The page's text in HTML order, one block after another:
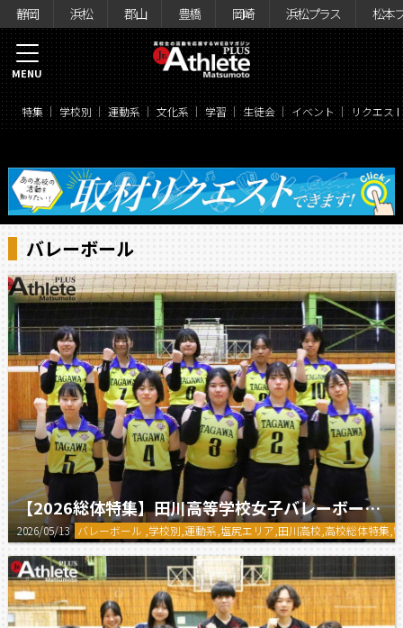
静岡 浜松 郡山 豊橋 岡崎 浜松プラス 松本
特集 学校別 運動系 文化系 学習 生徒会 イベント リクエス
MENU
バレーボール
【2026総体特集】田川高等学校女子バレーボール部
2026/05/13 バレーボール ,学校別,運動系,塩尻エリア,田川高校,高校総体特集,